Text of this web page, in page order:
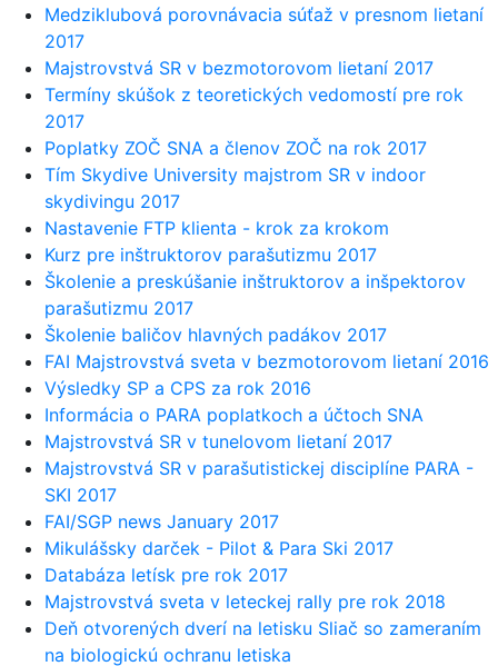
Medziklubová porovnávacia súťaž v presnom lietaní
2017
Majstrovstvá SR v bezmotorovom lietaní 2017
Termíny skúšok z teoretických vedomostí pre rok
2017
Poplatky ZOČ SNA a členov ZOČ na rok 2017
Tím Skydive University majstrom SR v indoor
skydivingu 2017
Nastavenie FTP klienta - krok za krokom
Kurz pre inštruktorov parašutizmu 2017
Školenie a preskúšanie inštruktorov a inšpektorov
parašutizmu 2017
Školenie baličov hlavných padákov 2017
FAI Majstrovstvá sveta v bezmotorovom lietaní 2016
Výsledky SP a CPS za rok 2016
Informácia o PARA poplatkoch a účtoch SNA
Majstrovstvá SR v tunelovom lietaní 2017
Majstrovstvá SR v parašutistickej disciplíne PARA -
SKI 2017
FAI/SGP news January 2017
Mikulášsky darček - Pilot & Para Ski 2017
Databáza letísk pre rok 2017
Majstrovstvá sveta v leteckej rally pre rok 2018
Deň otvorených dverí na letisku Sliač so zameraním
na biologickú ochranu letiska